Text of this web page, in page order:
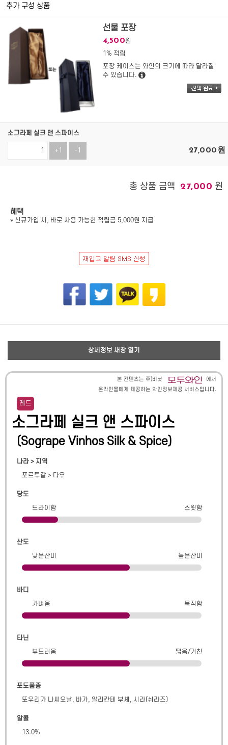
추가 구성 상품
선물 포장
4,500원
1% 적립
포장 케이스는 와인의 크기에 따라 달라질
수 있습니다.
소그라페 실크 앤 스파이스
+1 -1 27,000원
총 상품 금액 27,000 원
혜택
* 신규가입 시, 바로 사용 가능한 적립금 5,000원 지급
상세정보 새창 열기
본 컨텐츠는 주)비닛
에서
온라인몰에게 제공하는 와인정보제공 서비스입니다.
레드
소그라페 실크 앤 스파이스
(Sogrape Vinhos Silk & Spice)
나라 > 지역
포르투갈 > 다우
당도
드라이함
스윗함
산도
낮은산미
높은산미
바디
가벼움
묵직함
타닌
부드러움
떫음/거친
포도품종
또우리가 나씨오날, 바가, 알리칸테 부셰, 시라(쉬라즈)
알콜
13.0%